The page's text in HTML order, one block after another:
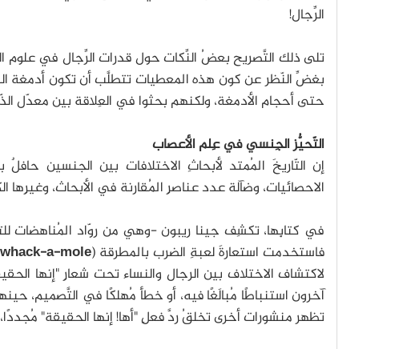
الرِّجال!
تلى ذلك التَّصريح بعضُ النِّكات حول قدرات الرِّجال في علوم
حتى أحجام الأدمغة، ولكنهم بحثوا في العِلاقة بين معدّل
التّحيُّز الجِنسي في عِلم الأعصاب
إن التّاريخَ المُمتد لأبحاثِ الاختلافات بين الجنسين
الاحصائيات، وضآلة عدد عناصرِ المُقارنة في الأبحاث، وغيرِها
في كتابِها، تكشِف جينا ريبون -وهي من روّاد المُناهضات
فاستخدمت استعارةَ لعبةِ الضرب بالمطرقة (a-mole
لاكتشاف الاختلاف بين الرجال والنساء تحت شعارِ "إنها
آخرون استنباطًا مُبالَغًا فيه، أو خطأ مُهلكًا في التَّصميم،
تظهر منشورات أخرى تخلقُ ردَّ فعلِ "أها! إنها الحقيقة" مُجددًا،